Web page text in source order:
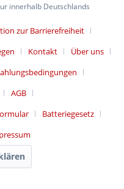
innerhalb Deutschlands
zur Barrierefreiheit
Kontakt
Über uns
AGB
Batteriegesetz